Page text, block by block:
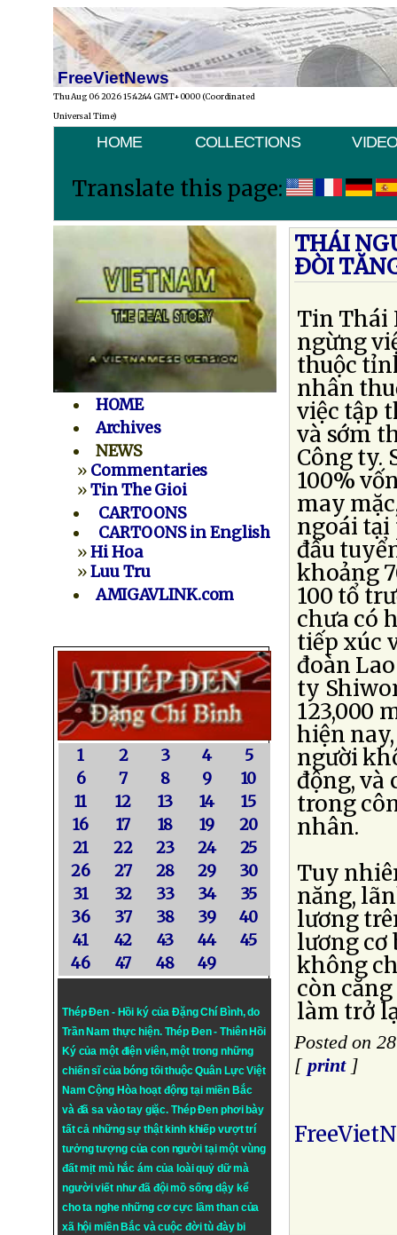
FreeVietNews
Thu Aug 06 2026 15:42:44 GMT+0000 (Coordinated
Universal Time)
HOME COLLECTIONS
Translate this page:
HOME
Archives
NEWS
» Commentaries
»Tin The Gioi
CARTOONS
CARTOONS in English
»Hi Hoa
»Luu Tru
AMIGAVLINK.com
1 2 3 4
5
6
7 8 9
10
11
12 13 14
15
16
17 18 19
20
21
22 23 24
25
26
27 28 29
30
31
32 33 34
35
36
37 38 39
40
41
42 43 44
45
46
47 48 49
Thép Đen - Hồi ký của Đặng Chí Bình, do
Trần Nam thực hiện. Thép Đen- Thiên Hồi
Ký của một điện viên, một trong những
chiến sĩ của bóng tối thuộc Quân Lực Việt
Nam Cộng Hòa hoạt động tại miền Bắc
và đã sa vào tay giặc. Thép Đen phơi bày
tất cả những sự thật kinh khiếp vượt trí
tưởng tượng của con người tại một vùng
đất mịt mù hắc ám của loài quỷ dữ mà
người viết như đã đội mồ sống dậy kể
cho ta nghe những cơ cực lầm than của
xã hội miền Bắc và cuộc đời tù đày bi
THÁI
ÐÒI
Tin Thái
ngừng
thuộc
nhân
việc tập
và sớm
Công ty.
100%
may
ngoái tại
đầu
khoảng
100 tổ
chưa có
tiếp xúc
đoàn
ty
123,000
hiện
người
động, và
trong
nhân.
Tuy
năng,
lương
lương cơ
không
còn
làm trở
Posted on
[ print]